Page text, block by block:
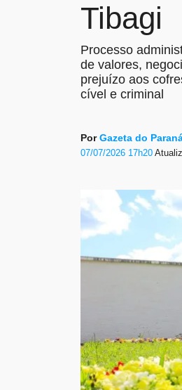
Tibagi
Processo
de valores,
prejuízo aos
cível e criminal
PorGazeta do
07/07/2026 17h20